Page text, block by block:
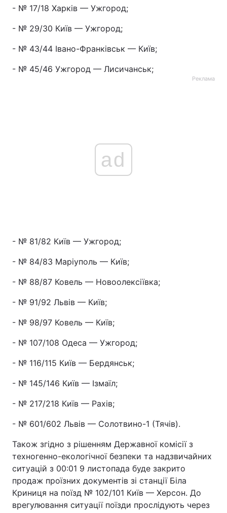
- № 17/18 Харків — Ужгород;
- № 29/30 Київ — Ужгород;
- № 43/44 Івано-Франківськ — Київ;
- № 45/46 Ужгород — Лисичанськ;
Реклама
ad
- № 81/82 Київ — Ужгород;
- № 84/83 Маріуполь — Київ;
- № 88/87 Ковель — Новоолексіївка;
- № 91/92 Львів — Київ;
- № 98/97 Ковель — Київ;
- № 107/108 Одеса — Ужгород;
- № 116/115 Київ — Бердянськ;
- № 145/146 Київ — Ізмаїл;
- № 217/218 Київ — Рахів;
- № 601/602 Львів — Солотвино-1 (Тячів).
Також згідно з рішенням Державної комісії з
техногенно-екологічної безпеки та надзвичайних
ситуацій з 00:01 9 листопада буде закрито
продаж проїзних документів зі станції Біла
Криниця на поїзд № 102/101 Київ — Херсон. До
врегулювання ситуації поїзди прослідують через